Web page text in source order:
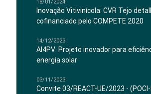
18/01/2024
Inovação Vitivinícola: CVR Tejo
cofinanciado pelo COMPETE 2020
14/12/2023
AI4PV: Projeto inovador para
energia solar
03/11/2023
Convite 03/REACT-UE/2023 -